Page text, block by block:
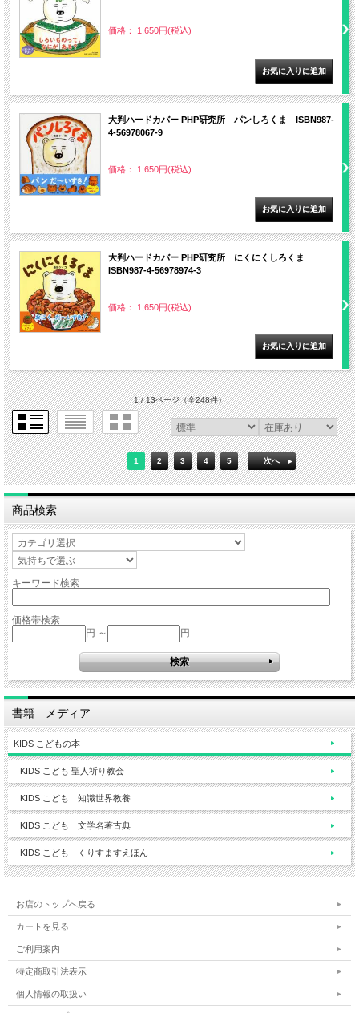
価格： 1,650円(税込)
大判ハードカバー PHP研究所 パンしろくま ISBN987-
4-56978067-9
価格： 1,650円(税込)
大判ハードカバー PHP研究所 にくにくしろくま
ISBN987-4-56978974-3
価格： 1,650円(税込)
1 / 13ページ（全248件）
1 2 3 4 5 次へ
商品検索
キーワード検索
価格帯検索
円 ～
円
書籍 メディア
KIDS こどもの本
KIDS こども 聖人祈り教会
KIDS こども 知識世界教養
KIDS こども 文学名著古典
KIDS こども くりすますえほん
お店のトップへ戻る
カートを見る
ご利用案内
特定商取引法表示
個人情報の取扱い